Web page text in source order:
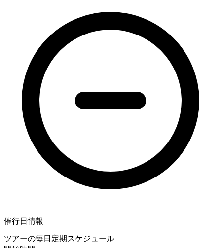
催行日情報
ツアーの毎日定期スケジュール